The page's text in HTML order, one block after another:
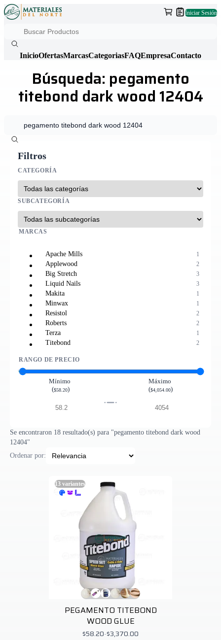
Iniciar Sesión
InicioOfertasMarcasCategoriasFAQEmpresaContacto
Búsqueda: pegamento
titebond dark wood 12404
Filtros
CATEGORÍA
SUBCATEGORÍA
MARCAS
Apache Mills 1
Applewood 2
Big Stretch 3
Liquid Nails 3
Makita 1
Minwax 1
Resistol 2
Roberts 2
Terza 1
Titebond 2
RANGO DE PRECIO
Mínimo
($58.20)
Máximo
($4,054.00)
Se encontraron 18 resultado(s) para "pegamento titebond dark wood
12404"
Ordenar por:
13 variantes
PEGAMENTO TITEBOND
WOOD GLUE
$58.20-$3,370.00